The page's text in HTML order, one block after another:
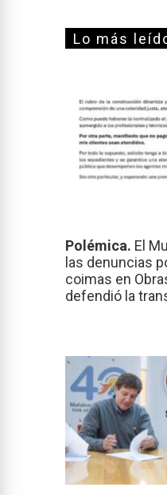
Lo más
Polémica. El
las denuncias
coimas en
defendió la